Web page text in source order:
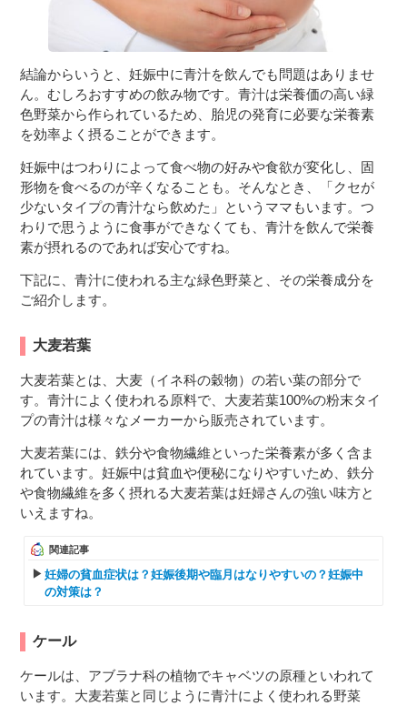
結論からいうと、妊娠中に青汁を飲んでも問題はありませ
ん。むしろおすすめの飲み物です。青汁は栄養価の高い緑
色野菜から作られているため、胎児の発育に必要な栄養素
を効率よく摂ることができます。
妊娠中はつわりによって食べ物の好みや食欲が変化し、固
形物を食べるのが辛くなることも。そんなとき、「クセが
少ないタイプの青汁なら飲めた」というママもいます。つ
わりで思うように食事ができなくても、青汁を飲んで栄養
素が摂れるのであれば安心ですね。
下記に、青汁に使われる主な緑色野菜と、その栄養成分を
ご紹介します。
大麦若葉
大麦若葉とは、大麦（イネ科の穀物）の若い葉の部分で
す。青汁によく使われる原料で、大麦若葉100%の粉末タイ
プの青汁は様々なメーカーから販売されています。
大麦若葉には、鉄分や食物繊維といった栄養素が多く含ま
れています。妊娠中は貧血や便秘になりやすいため、鉄分
や食物繊維を多く摂れる大麦若葉は妊婦さんの強い味方と
いえますね。
関連記事
妊婦の貧血症状は？妊娠後期や臨月はなりやすいの？妊娠中
の対策は？
ケール
ケールは、アブラナ科の植物でキャベツの原種といわれて
います。大麦若葉と同じように青汁によく使われる野菜